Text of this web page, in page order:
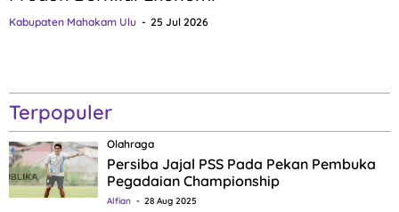
Kabupaten Mahakam Ulu 25 Jul 2026
Terpopuler
Olahraga
Persiba Jajal PSS Pada Pekan Pembuka
Pegadaian Championship
Alfian 28 Aug 2025